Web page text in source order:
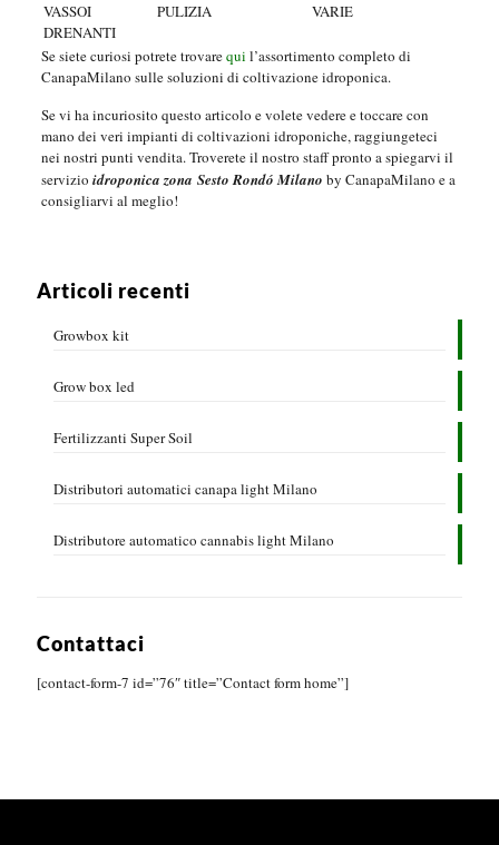
VASSOI
DRENANTI
PULIZIA VARIE
Se siete curiosi potrete trovarequi l’assortimento completo di
CanapaMilano sulle soluzioni di coltivazione idroponica.
Se vi ha incuriosito questo articolo e volete vedere e toccare con
mano dei veri impianti di coltivazioni idroponiche, raggiungeteci
nei nostri punti vendita.Troverete il nostro staff pronto a spiegarvi il
servizio idroponica zona Sesto Rondó Milano by CanapaMilano e a
consigliarvi al meglio!
Articoli recenti
Growbox kit
Grow box led
Fertilizzanti Super Soil
Distributori automatici canapa light Milano
Distributore automatico cannabis light Milano
Contattaci
[contact-form-7 id=”76″ title=”Contact form home”]